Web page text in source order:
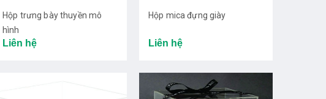
Hộp trưng bày thuyền mô
hình
Liên hệ
Hộp mica đựng giày
Liên hệ